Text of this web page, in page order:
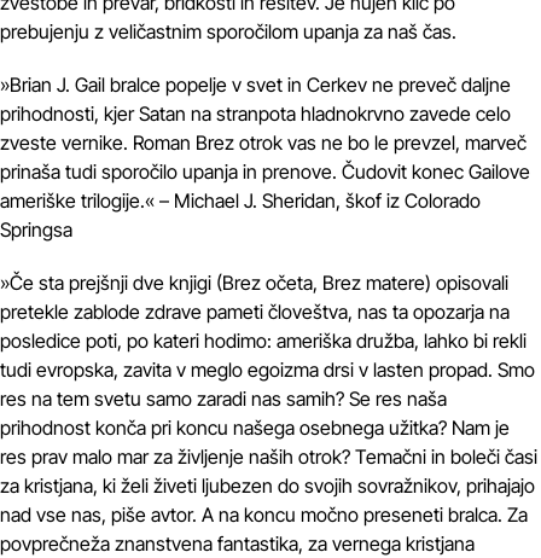
prebujenju z veličastnim sporočilom upanja za naš čas.
»Brian J. Gail bralce popelje v svet in Cerkev ne preveč daljne
prihodnosti, kjer Satan na stranpota hladnokrvno zavede celo
zveste vernike. Roman Brez otrok vas ne bo le prevzel, marveč
prinaša tudi sporočilo upanja in prenove. Čudovit konec Gailove
ameriške trilogije.« – Michael J. Sheridan, škof iz Colorado
Springsa
»Če sta prejšnji dve knjigi (Brez očeta, Brez matere) opisovali
pretekle zablode zdrave pameti človeštva, nas ta opozarja na
posledice poti, po kateri hodimo: ameriška družba, lahko bi rekli
tudi evropska, zavita v meglo egoizma drsi v lasten propad. Smo
res na tem svetu samo zaradi nas samih? Se res naša
prihodnost konča pri koncu našega osebnega užitka? Nam je
res prav malo mar za življenje naših otrok? Temačni in boleči časi
za kristjana, ki želi živeti ljubezen do svojih sovražnikov, prihajajo
nad vse nas, piše avtor. A na koncu močno preseneti bralca. Za
povprečneža znanstvena fantastika, za vernega kristjana